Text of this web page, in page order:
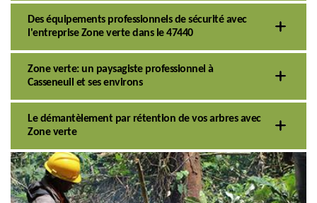
Des équipements professionnels de sécurité avec
l'entreprise Zone verte dans le 47440
Zone verte: un paysagiste professionnel à
Casseneuil et ses environs
Le démantèlement par rétention de vos arbres avec
Zone verte